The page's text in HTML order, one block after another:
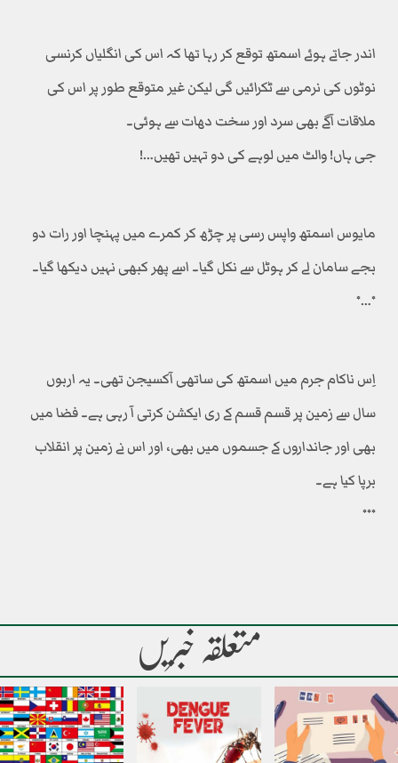
اندر جاتے ہوئے اسمتھ توقع کر رہا تھا کہ اس کی انگلیاں کرنسی
نوٹوں کی نرمی سے ٹکرائیں گی لیکن غیر متوقع طور پر اس کی
ملاقات آگے بھی سرد اور سخت دھات سے ہوئی۔
جی ہاں! والٹ میں لوہے کی دو تہیں تھیں…!
مایوس اسمتھ واپس رسی پر چڑھ کر کمرے میں پہنچا اور رات دو
بجے سامان لے کر ہوٹل سے نکل گیا۔ اسے پھر کبھی نہیں دیکھا گیا۔
٭…٭
اِس ناکام جرم میں اسمتھ کی ساتھی آکسیجن تھی۔ یہ اربوں
سال سے زمین پر قسم قسم کے ری ایکشن کرتی آ رہی ہے۔ فضا میں
بھی اور جانداروں کے جسموں میں بھی، اور اس نے زمین پر انقلاب
برپا کیا ہے۔
٭٭٭
متعلقہ خبریں